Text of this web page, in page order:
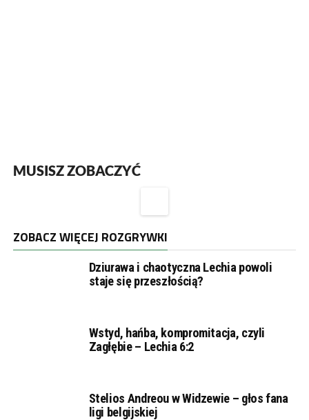
MUSISZ ZOBACZYĆ
ZOBACZ WIĘCEJ ROZGRYWKI
Dziurawa i chaotyczna Lechia powoli
staje się przeszłością?
Wstyd, hańba, kompromitacja, czyli
Zagłębie – Lechia 6:2
Stelios Andreou w Widzewie – głos fana
ligi belgijskiej